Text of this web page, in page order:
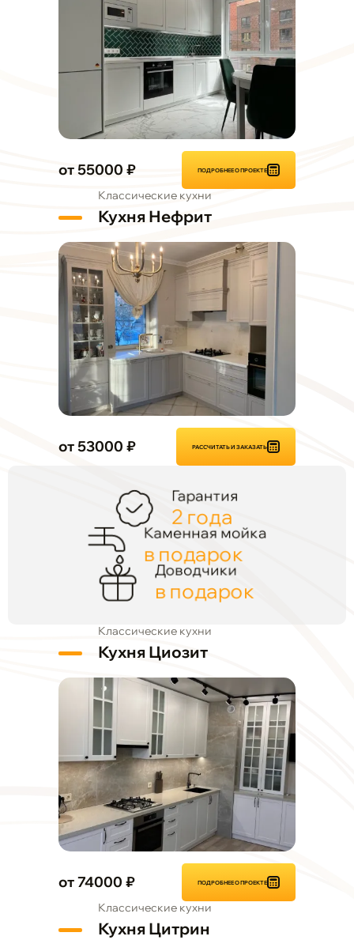
от 55000 ₽ ПОДРОБНЕЕ О ПРОЕКТЕ
Классические кухни
Кухня Нефрит
от 53000 ₽ РАССЧИТАТЬ И ЗАКАЗАТЬ
Гарантия
2 года
Каменная мойка
в подарок
Доводчики
в подарок
Классические кухни
Кухня Циозит
от 74000 ₽ ПОДРОБНЕЕ О ПРОЕКТЕ
Классические кухни
Кухня Цитрин